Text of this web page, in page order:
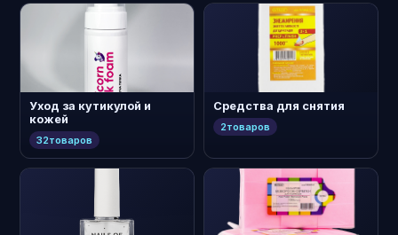
Уход за кутикулой и
кожей
32товаров
Средства для снятия
2товаров